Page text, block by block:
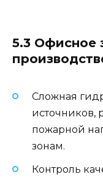
5.3 Офисное
Сложная
источников,
пожарной
зонам.
Контроль